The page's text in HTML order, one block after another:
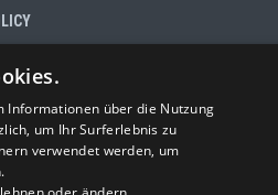
109 - 47838 Riccione RN - ITALY
5882897
352 0517180
(+39) 338 5882897
Informationen über die Nutzung
um Ihr Surferlebnis zu
verwendet werden, um